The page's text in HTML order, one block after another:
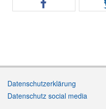
Datenschutzerklärung
Datenschutz social media